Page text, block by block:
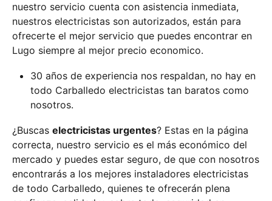
nuestro servicio cuenta con asistencia inmediata,
nuestros electricistas son autorizados, están para
ofrecerte el mejor servicio que puedes encontrar en
Lugo siempre al mejor precio economico.
30 años de experiencia nos respaldan, no hay en
todo Carballedo electricistas tan baratos como
nosotros.
¿Buscas electricistas urgentes? Estas en la página
correcta, nuestro servicio es el más económico del
mercado y puedes estar seguro, de que con nosotros
encontrarás a los mejores instaladores electricistas
de todo Carballedo, quienes te ofrecerán plena